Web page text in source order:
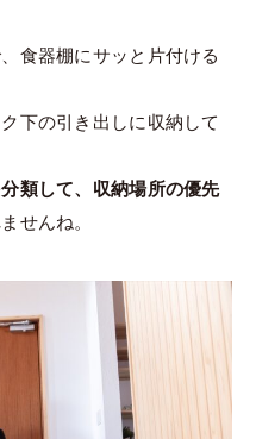
食器棚にサッと片付ける
下の引き出しに収納して
類して、収納場所の優先
せんね。